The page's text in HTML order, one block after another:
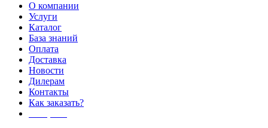
О компании
Услуги
Каталог
База знаний
Оплата
Доставка
Новости
Дилерам
Контакты
Как заказать?